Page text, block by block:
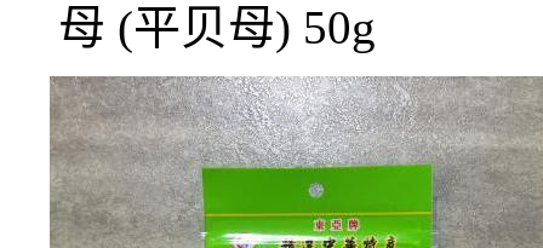
母 (平贝母) 50g